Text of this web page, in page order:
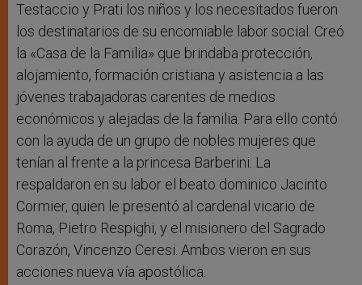
Testaccio y Prati los niños y los necesitados fueron
los destinatarios de su encomiable labor social. Creó
la «Casa de la Familia» que brindaba protección,
alojamiento, formación cristiana y asistencia a las
jóvenes trabajadoras carentes de medios
económicos y alejadas de la familia. Para ello contó
con la ayuda de un grupo de nobles mujeres que
tenían al frente a la princesa Barberini. La
respaldaron en su labor el beato dominico Jacinto
Cormier, quien le presentó al cardenal vicario de
Roma, Pietro Respighi, y el misionero del Sagrado
Corazón, Vincenzo Ceresi. Ambos vieron en sus
acciones nueva vía apostólica.